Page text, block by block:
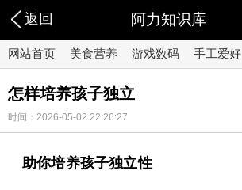
返回 阿力知识库
网站首页 美食营养 游戏数码 手工爱好
怎样培养孩子独立
时间：2026-05-02 22:26:27
助你培养孩子独立性